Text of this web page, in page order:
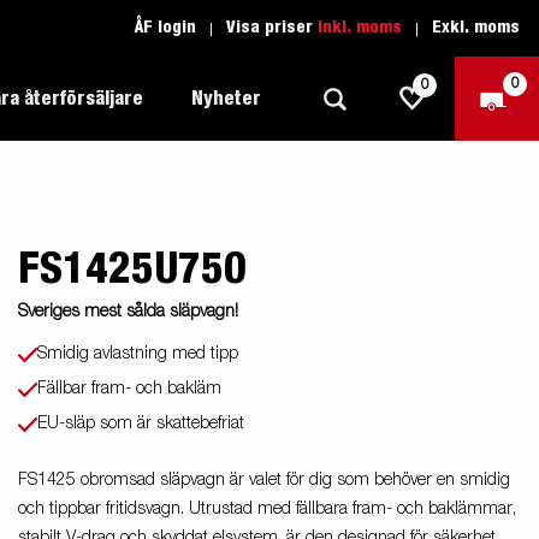
ÅF login Visa priser Inkl. moms Exkl. moms
Produktguide Allround
Produktguide Båt
Produktguide Fordonstransport
Produktguide Entreprenad
Trafikskolan
Teckenförklaring open
Teckenförklaring båt
1205 Limited Edition
Inredda släpvagnar
Brenderup-båttrailers utrustas med
i
återförsäljare Nyheter
0 0
FS1425U750
Sveriges mest sålda släpvagn!
Smidig avlastning med tipp
Fällbar fram- och bakläm
EU-släp som är skattebefriat
FS1425 obromsad släpvagn är valet för dig som behöver en smidig
och tippbar fritidsvagn. Utrustad med fällbara fram- och baklämmar,